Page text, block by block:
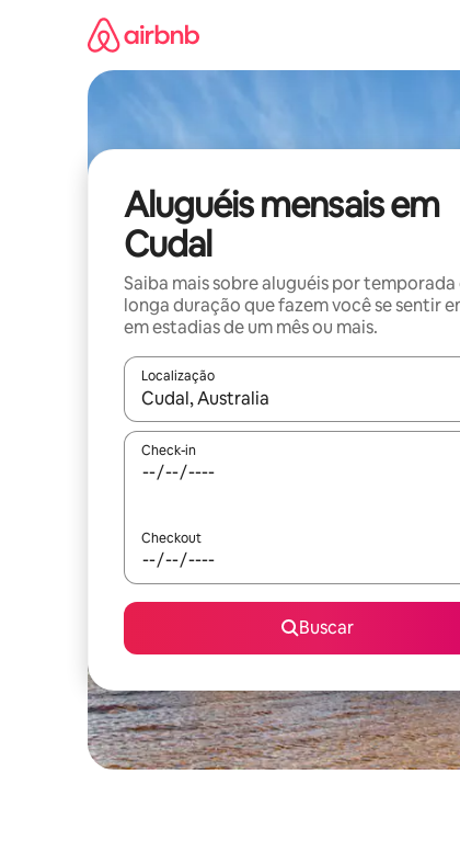
Aluguéis mensais em
Cudal
Saiba mais sobre aluguéis por temporada
longa duração que fazem você se sentir
em estadias de um mês ou mais.
Localização
Quando os resultados estiverem
Check-in
Checkout
Buscar